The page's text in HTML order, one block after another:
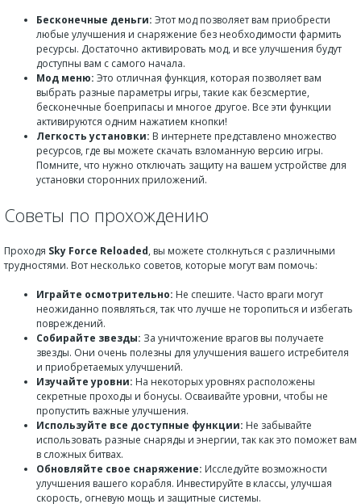
Бесконечные деньги: Этот мод позволяет вам приобрести
любые улучшения и снаряжение без необходимости фармить
ресурсы. Достаточно активировать мод, и все улучшения будут
доступны вам с самого начала.
Мод меню: Это отличная функция, которая позволяет вам
выбрать разные параметры игры, такие как безсмертие,
бесконечные боеприпасы и многое другое. Все эти функции
активируются одним нажатием кнопки!
Легкость установки: В интернете представлено множество
ресурсов, где вы можете скачать взломанную версию игры.
Помните, что нужно отключать защиту на вашем устройстве для
установки сторонних приложений.
Советы по прохождению
Проходя Sky Force Reloaded, вы можете столкнуться с различными
трудностями. Вот несколько советов, которые могут вам помочь:
Играйте осмотрительно: Не спешите. Часто враги могут
неожиданно появляться, так что лучше не торопиться и избегать
повреждений.
Собирайте звезды: За уничтожение врагов вы получаете
звезды. Они очень полезны для улучшения вашего истребителя
и приобретаемых улучшений.
Изучайте уровни: На некоторых уровнях расположены
секретные проходы и бонусы. Осваивайте уровни, чтобы не
пропустить важные улучшения.
Используйте все доступные функции: Не забывайте
использовать разные снаряды и энергии, так как это поможет вам
в сложных битвах.
Обновляйте свое снаряжение: Исследуйте возможности
улучшения вашего корабля. Инвестируйте в классы, улучшая
скорость, огневую мощь и защитные системы.